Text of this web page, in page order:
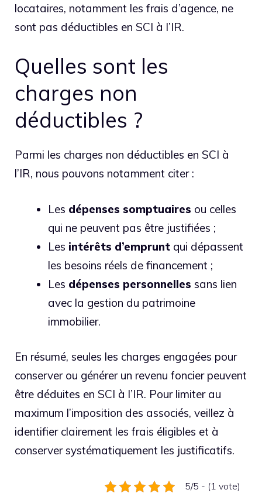
locataires, notamment les frais d’agence, ne
sont pas déductibles en SCI à l’IR.
Quelles sont les
charges non
déductibles ?
Parmi les charges non déductibles en SCI à
l’IR, nous pouvons notamment citer :
Les dépenses somptuaires ou celles
qui ne peuvent pas être justifiées ;
Les intérêts d’emprunt qui dépassent
les besoins réels de financement ;
Les dépenses personnelles sans lien
avec la gestion du patrimoine
immobilier.
En résumé, seules les charges engagées pour
conserver ou générer un revenu foncier peuvent
être déduites en SCI à l’IR. Pour limiter au
maximum l’imposition des associés, veillez à
identifier clairement les frais éligibles et à
conserver systématiquement les justificatifs.
5/5 - (1 vote)